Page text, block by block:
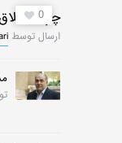
0
چرات
ارسال توسط